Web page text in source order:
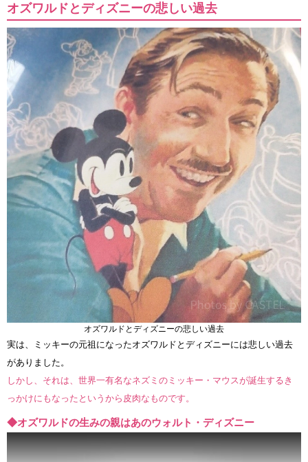
オズワルドとディズニーの悲しい過去
オズワルドとディズニーの悲しい過去
実は、ミッキーの元祖になったオズワルドとディズニーには悲しい過去
がありました。
しかし、それは、世界一有名なネズミのミッキー・マウスが誕生するき
っかけにもなったというから皮肉なものです。
◆オズワルドの生みの親はあのウォルト・ディズニー